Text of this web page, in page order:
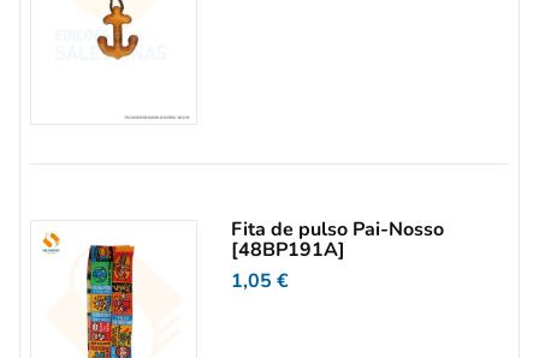
Fita de pulso Pai-Nosso
[48BP191A]
1,05€